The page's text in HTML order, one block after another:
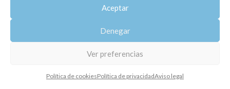
Aceptar
Denegar
Ver preferencias
Política de cookiesPolítica de privacidadAviso legal